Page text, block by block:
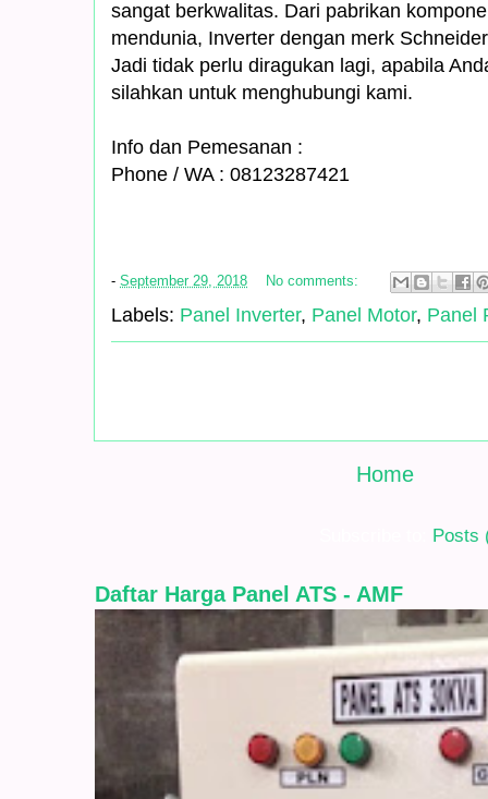
sangat berkwalitas. Dari pabrikan
mendunia, Inverter dengan merk
Jadi tidak perlu diragukan lagi, apabila
silahkan untuk menghubungi kami.
Info dan Pemesanan :
Phone / WA : 08123287421
- September 29, 2018 No comments:
Labels: Panel Inverter, Panel Motor, Panel
Home
Posts
Daftar Harga Panel ATS - AMF